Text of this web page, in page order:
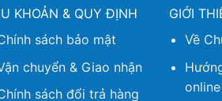
KHOẢN & QUY ĐỊNH
sách bảo mật
chuyển & Giao nhận
sách đổi trả hàng
GIỚI
Về
online